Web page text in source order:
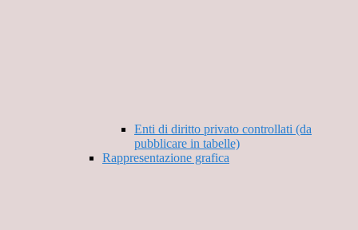
Enti di diritto privato controllati (da
pubblicare in tabelle)
Rappresentazione grafica